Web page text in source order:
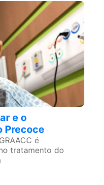
e o
Precoce
é
tratamento do